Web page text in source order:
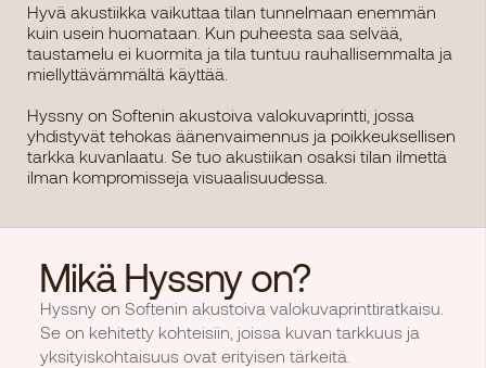
Hyvä akustiikka vaikuttaa tilan tunnelmaan enemmän
kuin usein huomataan. Kun puheesta saa selvää,
taustamelu ei kuormita ja tila tuntuu rauhallisemmalta ja
miellyttävämmältä käyttää.
Hyssny on Softenin akustoiva valokuvaprintti, jossa
yhdistyvät tehokas äänenvaimennus ja poikkeuksellisen
tarkka kuvanlaatu. Se tuo akustiikan osaksi tilan ilmettä
ilman kompromisseja visuaalisuudessa.
Mikä Hyssny on?
Hyssny on Softenin akustoiva valokuvaprinttiratkaisu.
Se on kehitetty kohteisiin, joissa kuvan tarkkuus ja
yksityiskohtaisuus ovat erityisen tärkeitä.